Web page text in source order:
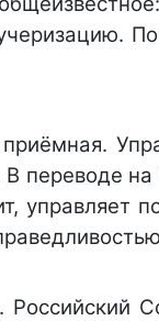
переводе
управляет